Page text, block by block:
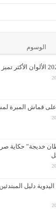
الوسوم
خديجة” حكاية
دليل